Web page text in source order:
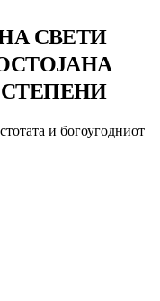
СВЕТИ
СТЕПЕНИ
и богоугодниот